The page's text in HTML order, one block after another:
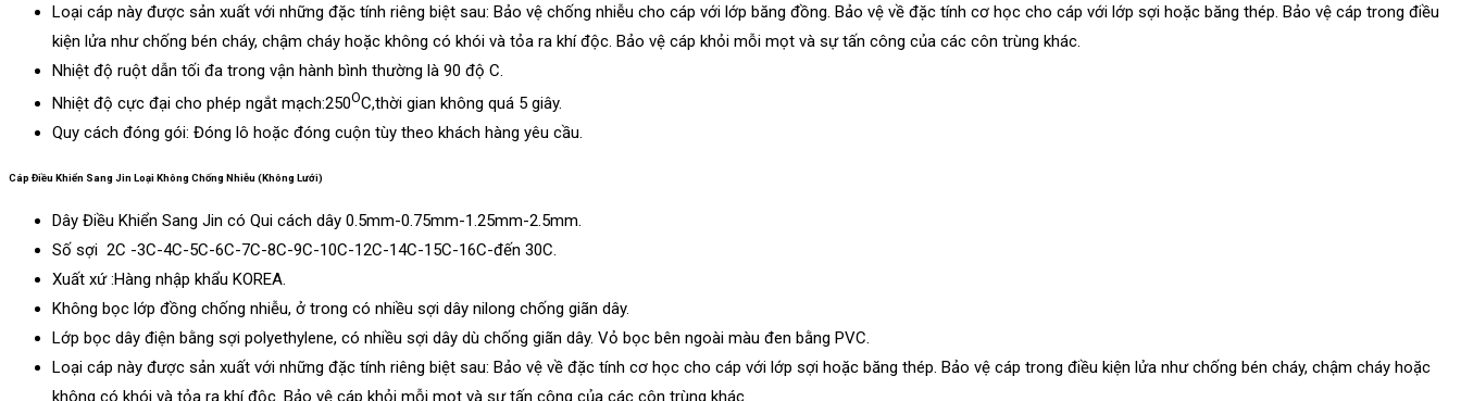
Loại cáp này được sản xuất với những đặc tính riêng biệt sau: Bảo vệ chống nhiễu cho cáp với lớp băng đồng. Bảo vệ về đặc tính cơ học cho cáp với lớp sợi hoặc băng thép. Bảo vệ cáp trong điều
kiện lửa như chống bén cháy, chậm cháy hoặc không có khói và tỏa ra khí độc. Bảo vệ cáp khỏi mỗi mọt và sự tấn công của các côn trùng khác.
Nhiệt độ ruột dẫn tối đa trong vận hành bình thường là 90 độ C.
Nhiệt độ cực đại cho phép ngắt mạch:250OC,thời gian không quá 5 giây.
Quy cách đóng gói: Đóng lô hoặc đóng cuộn tùy theo khách hàng yêu cầu.
Cáp Điều Khiển Sang Jin Loại Không Chống Nhiễu (Không Lưới)
Dây Điều Khiển Sang Jin có Qui cách dây 0.5mm-0.75mm-1.25mm-2.5mm.
Số sợi 2C -3C-4C-5C-6C-7C-8C-9C-10C-12C-14C-15C-16C-đến 30C.
Xuất xứ :Hàng nhập khẩu KOREA.
Không bọc lớp đồng chống nhiễu, ở trong có nhiều sợi dây nilong chống giãn dây.
Lớp bọc dây điện bằng sợi polyethylene, có nhiều sợi dây dù chống giãn dây. Vỏ bọc bên ngoài màu đen bằng PVC.
Loại cáp này được sản xuất với những đặc tính riêng biệt sau: Bảo vệ về đặc tính cơ học cho cáp với lớp sợi hoặc băng thép. Bảo vệ cáp trong điều kiện lửa như chống bén cháy, chậm cháy hoặc
không có khói và tỏa ra khí độc. Bảo vệ cáp khỏi mỗi mọt và sự tấn công của các côn trùng khác.